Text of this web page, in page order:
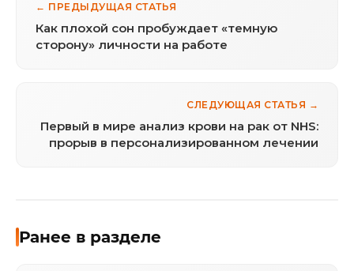
← ПРЕДЫДУЩАЯ СТАТЬЯ
Как плохой сон пробуждает «темную
сторону» личности на работе
СЛЕДУЮЩАЯ СТАТЬЯ →
Первый в мире анализ крови на рак от NHS:
прорыв в персонализированном лечении
Ранее в разделе